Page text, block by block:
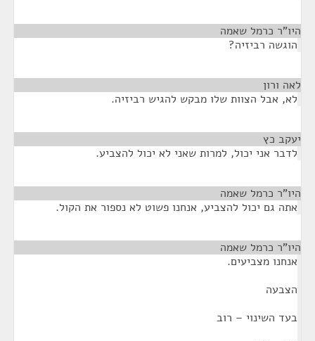
היו"ר כרמל שאמה
הוגשה רביזיה?
לאה ורון
לא, אבל הצוות שלו מבקש להגיש רביזיה.
יעקב כץ
לדבר אני יכול, למרות שאני לא יכול להצביע.
היו"ר כרמל שאמה
אתה גם יכול להצביע, אנחנו פשוט לא נספור את הקול.
היו"ר כרמל שאמה
אנחנו מצביעים.
הצבעה
בעד השינוי – רוב